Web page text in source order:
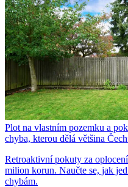
Plot na vlastním pozemku a
chyba, kterou dělá většina
Retroaktivní pokuty za
milion korun. Naučte se, jak
chybám.